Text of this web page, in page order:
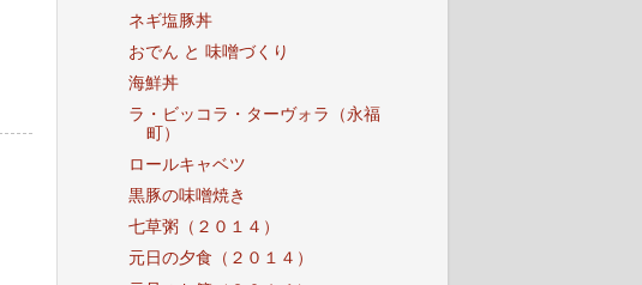
ネギ塩豚丼
おでん と 味噌づくり
海鮮丼
ラ・ビッコラ・ターヴォラ（永福
町）
ロールキャベツ
黒豚の味噌焼き
七草粥（２０１４）
元日の夕食（２０１４）